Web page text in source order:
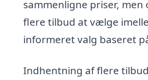
sammenligne priser,
flere tilbud at vælge
informeret valg baseret
Indhentning af flere